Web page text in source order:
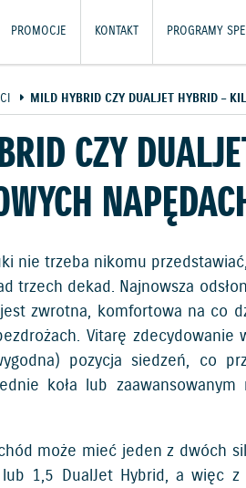
PROMOCJE KONTAKT PROGRAMY
MILD HYBRID CZY DUALJET HYBRID –
CZY
nie trzeba nikomu
trzech dekad. Najnowsza
zwrotna, komfortowa na co
Vitarę
pozycja siedzeń, co
koła lub
może mieć jeden z dwóch
1,5 DualJet Hybrid, a więc